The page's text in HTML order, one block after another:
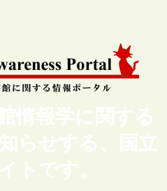
情報学に関する
らせする、国立
トです。